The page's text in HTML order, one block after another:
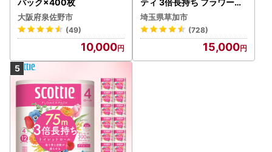
大阪府泉佐野市
(49)
10,000
ック 4ロール×6P
埼玉県草加市
(728)
15,000